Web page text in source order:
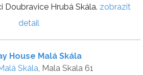
Doubravice Hrubá Skála. zobrazit
detail
House Malá Skála
Skála, Mala Skala 61